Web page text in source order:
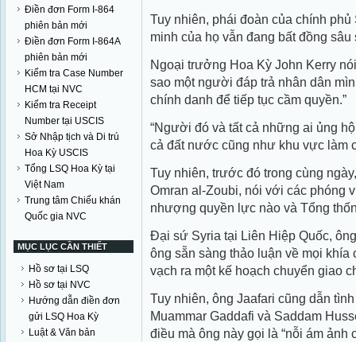
Điền đơn Form I-864
phiên bản mới
Điền đơn Form I-864A
phiên bản mới
Kiểm tra Case Number
HCM tại NVC
Kiểm tra Receipt
Number tại USCIS
Sở Nhập tịch và Di trú
Hoa Kỳ USCIS
Tổng LSQ Hoa Kỳ tại
Việt Nam
Trung tâm Chiếu khán
Quốc gia NVC
MỤC LỤC CẦN THIẾT
Hồ sơ tại LSQ
Hồ sơ tại NVC
Hướng dẫn điền đơn
gửi LSQ Hoa Kỳ
Luật & Văn bản
Tuy nhiên, phái đoàn của chính
minh của họ vẫn đang bất đồng sâu
Ngoại trưởng Hoa Kỳ John Kerry
sao một người đáp trả nhân dân
chính danh để tiếp tục cầm quyền.”
“Người đó và tất cả những ai ủng
cả đất nước cũng như khu vực làm
Tuy nhiên, trước đó trong cùng
Omran al-Zoubi, nói với các phóng
nhượng quyền lực nào và Tổng
Đại sứ Syria tại Liên Hiệp Quốc,
ông sẵn sàng thảo luận về mọi khía
vạch ra một kế hoạch chuyển giao
Tuy nhiên, ông Jaafari cũng dẫn
Muammar Gaddafi và Saddam
điều mà ông này gọi là “nỗi ám ảnh